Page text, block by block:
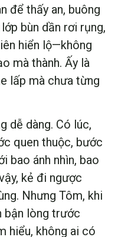
để thấy an, buông
bùn dần rơi rụng,
hiển lộ—không
mà thành. Ấy là
lấp mà chưa từng
dễ dàng. Có lúc,
quen thuộc, bước
bao ánh nhìn, bao
kẻ đi ngược
Nhưng Tôm, khi
bận lòng trước
hiểu, không ai có